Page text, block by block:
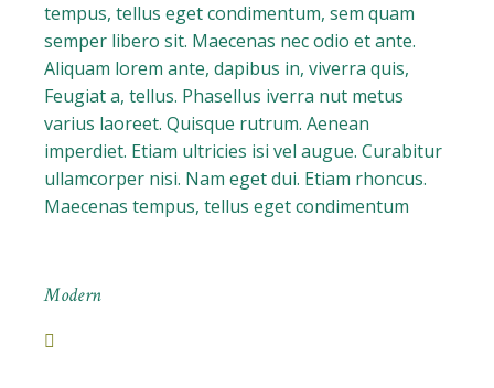
tempus, tellus eget condimentum, sem quam
semper libero sit. Maecenas nec odio et ante.
Aliquam lorem ante, dapibus in, viverra quis,
Feugiat a, tellus. Phasellus iverra nut metus
varius laoreet. Quisque rutrum. Aenean
imperdiet. Etiam ultricies isi vel augue. Curabitur
ullamcorper nisi. Nam eget dui. Etiam rhoncus.
Maecenas tempus, tellus eget condimentum
Modern